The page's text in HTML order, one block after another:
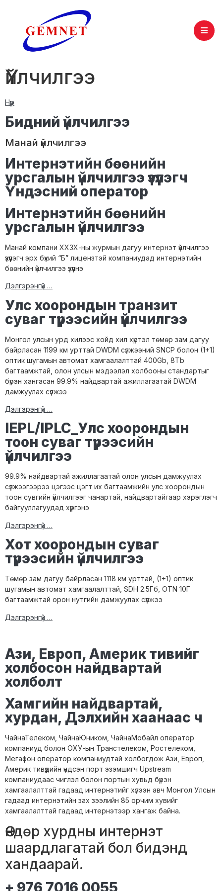
Үйлчилгээ
Нүүр
Бидний үйлчилгээ
Манай үйлчилгээ
Интернэтийн бөөнийн
урсгалын үйлчилгээ үзүүлэгч
Үндэсний оператор
Интернэтийн бөөнийн
урсгалын үйлчилгээ
Манай компани ХХЗХ-ны журмын дагуу интернэт үйлчилгээ
үзүүлэгч эрх бүхий “Б” лицензтэй компаниудад интернэтийн
бөөнийн үйлчилгээ үзүүлнэ
Дэлгэрэнгүй …
Улс хоорондын транзит
суваг түрээсийн үйлчилгээ
Монгол улсын урд хилээс хойд хил хүртэл төмөр зам дагуу
байрласан 1199 км урттай DWDM сүлжээний SNCP болон (1+1)
оптик шугамын автомат хамгаалалттай 400Gb, 8Tb
багтаамжтай, олон улсын мэдээлэл холбооны стандартыг
бүрэн хангасан 99.9% найдвартай ажиллагаатай DWDM
дамжуулах сүлжээ
Дэлгэрэнгүй …
IEPL/IPLC_Улс хоорондын
тоон суваг түрээсийн
үйлчилгээ
99.9% найдвартай ажиллагаатай олон улсын дамжуулах
сүлжээгээрээ цэгээс цэгт их багтаамжийн улс хоорондын
тоон сувгийн үйлчилгээг чанартай, найдвартайгаар хэрэглэгч
байгууллагуудад хүргэнэ
Дэлгэрэнгүй …
Хот хоорондын суваг
түрээсийн үйлчилгээ
Төмөр зам дагуу байрласан 1118 км урттай, (1+1) оптик
шугамын автомат хамгаалалттай, SDH 2.5Гб, OTN 10Г
багтаамжтай орон нутгийн дамжуулах сүлжээ
Дэлгэрэнгүй …
Ази, Европ, Америк тивийг
холбосон найдвартай
холболт
Хамгийн найдвартай,
хурдан, Дэлхийн хаанаас ч
ЧайнаТелеком, ЧайнаЮником, ЧайнаМобайл оператор
компаниуд болон ОХУ-ын Транстелеком, Ростелеком,
Мегафон оператор компаниудтай холбогдож Ази, Европ,
Америк тивүүдийн үндсэн порт эзэмшигч Upstream
компаниудаас чиглэл болон портын хувьд бүрэн
хамгаалалттай гадаад интернэтийг хүлээн авч Монгол Улсын
гадаад интернэтийн зах зээлийн 85 орчим хувийг
хамгаалалттай гадаад интернэтээр хангаж байна.
Өндөр хурдны интернэт
шаардлагатай бол бидэнд
хандаарай.
+ 976 7016 0055